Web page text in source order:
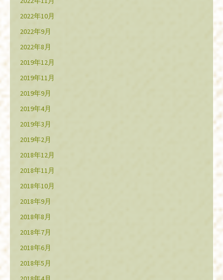
2022年10月
2022年9月
2022年8月
2019年12月
2019年11月
2019年9月
2019年4月
2019年3月
2019年2月
2018年12月
2018年11月
2018年10月
2018年9月
2018年8月
2018年7月
2018年6月
2018年5月